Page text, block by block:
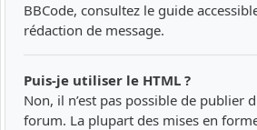
BBCode, consultez le guide
rédaction de message.
Puis-je utiliser le HTML ?
Non, il n’est pas possible de publier
forum. La plupart des mises en